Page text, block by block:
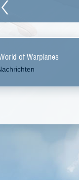
of Warplanes